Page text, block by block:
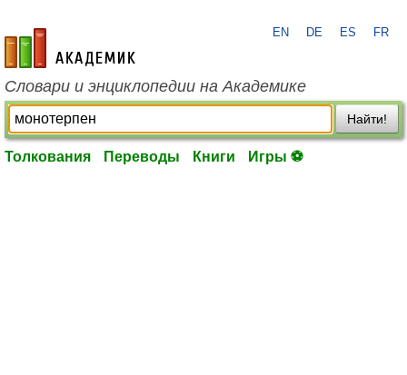
academic.ru
EN DE ES FR
Словари и энциклопедии на Академике
Найти!
Толкования Переводы Книги Игры ⚽